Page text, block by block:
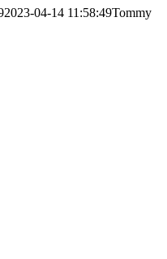
2023-04-14 11:58:49Tommy